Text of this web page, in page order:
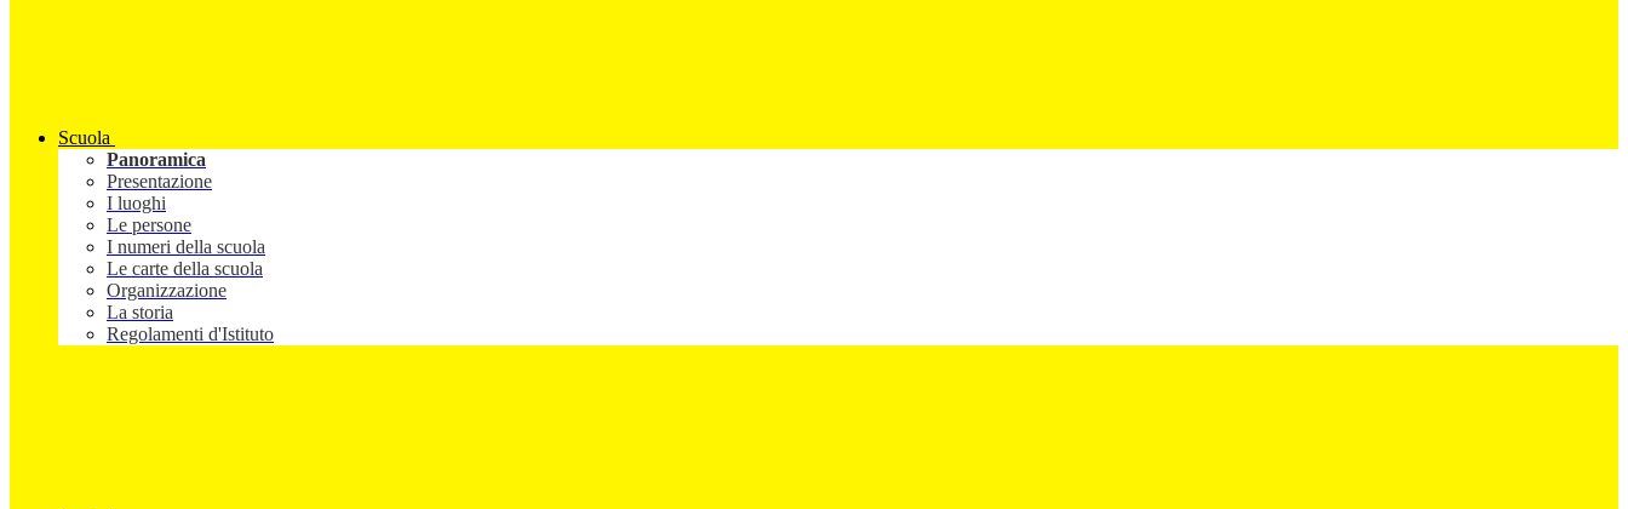
Scuola
Panoramica
Presentazione
I luoghi
Le persone
I numeri della scuola
Le carte della scuola
Organizzazione
La storia
Regolamenti d'Istituto